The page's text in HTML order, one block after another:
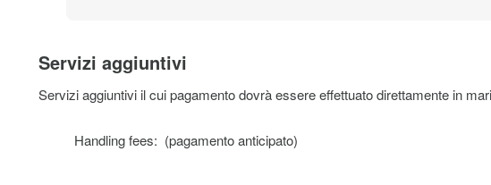
Servizi aggiuntivi
Servizi aggiuntivi il cui pagamento dovrà essere effettuato direttamente in
Handling fees: (pagamento anticipato)